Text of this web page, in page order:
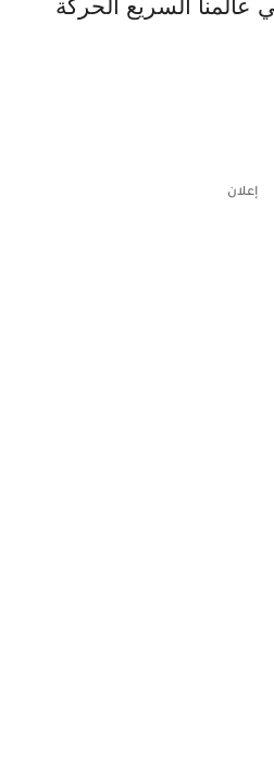
عالمنا السريع الحركة
إعلان